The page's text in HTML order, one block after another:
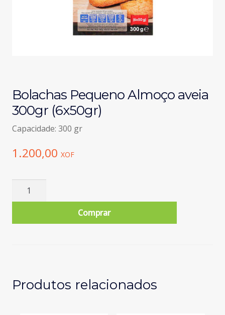
Bolachas Pequeno Almoço aveia
300gr (6x50gr)
Capacidade: 300 gr
1.200,00 XOF
Quantidade
Pequeno
Comprar
Produtos relacionados